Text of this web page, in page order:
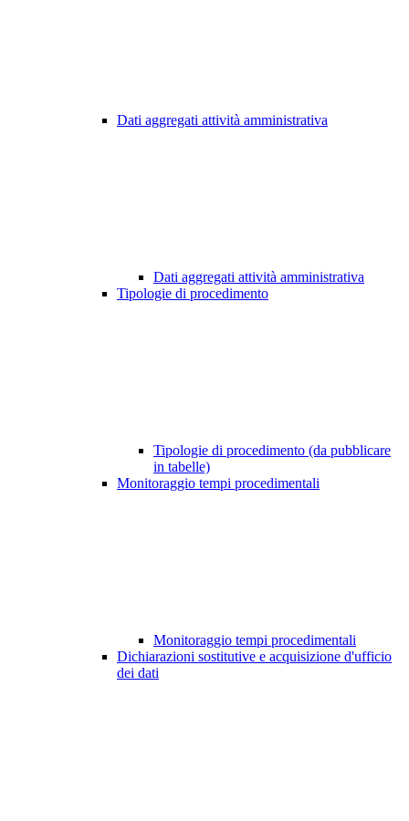
Dati aggregati attività amministrativa
Dati aggregati attività amministrativa
Tipologie di procedimento
Tipologie di procedimento (da pubblicare
in tabelle)
Monitoraggio tempi procedimentali
Monitoraggio tempi procedimentali
Dichiarazioni sostitutive e acquisizione d'ufficio
dei dati